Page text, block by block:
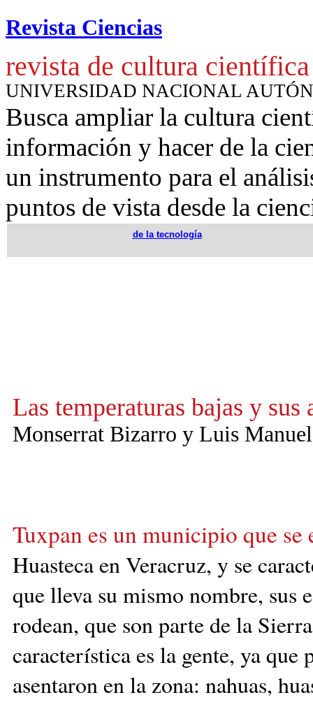
Revista Ciencias
revista de cultura científica
UNIVERSIDAD NACIONAL
Busca ampliar la cultura
información y hacer de la
un instrumento para el
puntos de vista desde la
de la tecnología
Las temperaturas bajas y sus
Monserrat Bizarro y Luis
Tuxpan es un municipio que
Huasteca en Veracruz, y se
que lleva su mismo nombre, sus
rodean, que son parte de la
característica es la gente, ya que
asentaron en la zona: nahuas,